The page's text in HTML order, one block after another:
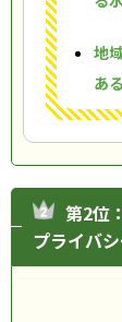
地
あ
第2位
プライバ